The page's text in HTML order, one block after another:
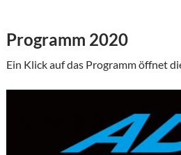
Programm 2020
Ein Klick auf das Programm öffnet